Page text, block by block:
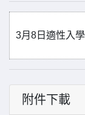
3月8日適性入
附件下載